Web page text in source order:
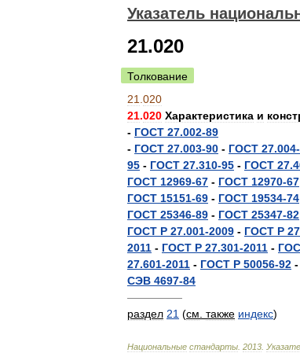
Указатель
21.020
Толкование
21 020
21.020 Характеристика и
- ГОСТ 27.002-89
- ГОСТ 27.003-90 - ГОСТ 27.004-
95 - ГОСТ 27.310-95 - ГОСТ 27.
ГОСТ 12969-67 - ГОСТ 12970-67
ГОСТ 15151-69 - ГОСТ 19534-74
ГОСТ 25346-89 - ГОСТ 25347-82
ГОСТ Р 27.001-2009 - ГОСТ Р 27
2011 - ГОСТ Р 27.301-2011 -
27.601-2011 - ГОСТ Р 50056-92 -
СЭВ 4697-84
—————
раздел 21 (см также индекс)
Национальные стандарты 2013